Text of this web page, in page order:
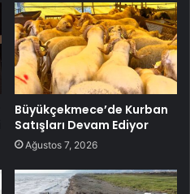
Büyükçekmece’de Kurban
Satışları Devam Ediyor
Ağustos 7, 2026